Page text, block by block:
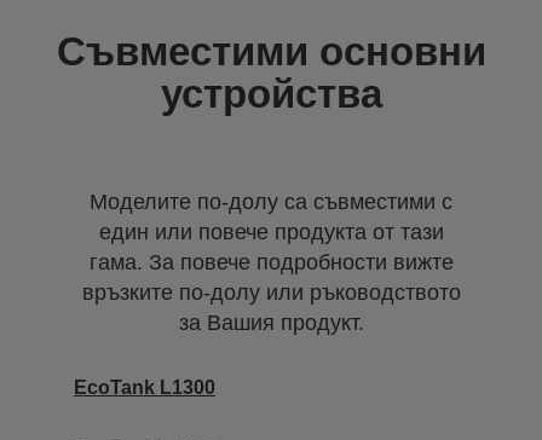
Съвместими основни
устройства
Моделите по-долу са съвместими с
един или повече продукта от тази
гама. За повече подробности вижте
връзките по-долу или ръководството
за Вашия продукт.
EcoTank L1300